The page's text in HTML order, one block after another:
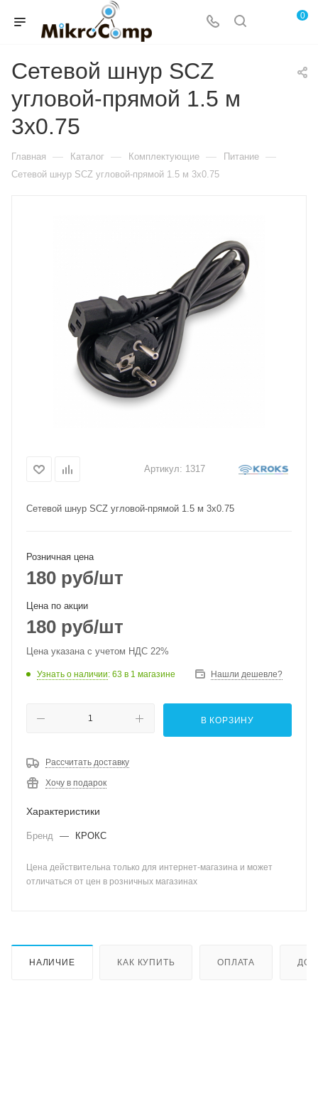
0
Сетевой шнур SCZ
угловой-прямой 1.5 м
3х0.75
Главная — Каталог — Комплектующие — Питание —
Сетевой шнур SCZ угловой-прямой 1.5 м 3х0.75
Артикул: 1317
Сетевой шнур SCZ угловой-прямой 1.5 м 3х0.75
Розничная цена
180 руб/шт
Цена по акции
180 руб/шт
Цена указана с учетом НДС 22%
Узнать о наличии: 63 в 1 магазине Нашли дешевле?
В КОРЗИНУ
Рассчитать доставку
Хочу в подарок
Характеристики
Бренд — КРОКС
Цена действительна только для интернет-магазина и может
отличаться от цен в розничных магазинах
НАЛИЧИЕ КАК КУПИТЬ ОПЛАТА